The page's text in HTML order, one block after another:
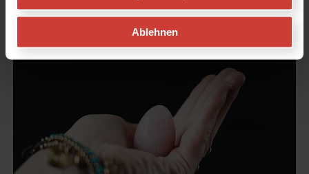
Ablehnen
vonDaniela MeinlinGesundheit